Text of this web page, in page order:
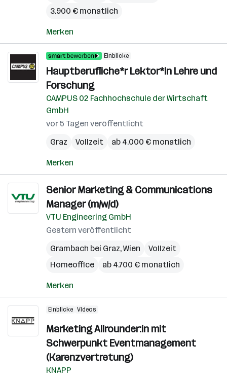
3.900 € monatlich
Merken
Einblicke
Hauptberufliche*r Lektor*in Lehre und
Forschung
CAMPUS 02 Fachhochschule der Wirtschaft
GmbH
vor 5 Tagen veröffentlicht
Graz
Vollzeit ab 4.000 € monatlich
Merken
Senior Marketing & Communications
Manager (m/w/d)
VTU Engineering GmbH
Gestern veröffentlicht
Grambach bei Graz,Wien
Vollzeit
Homeoffice
ab 4.700 € monatlich
Merken
Einblicke Videos
Marketing Allrounder:in mit
Schwerpunkt Eventmanagement
(Karenzvertretung)
KNAPP